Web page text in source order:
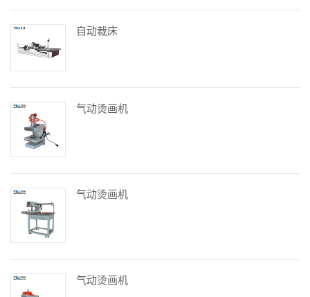
自动裁床
气动烫画机
气动烫画机
气动烫画机